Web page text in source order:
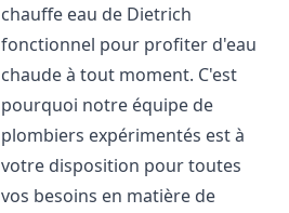
chauffe eau de Dietrich
fonctionnel pour profiter d'eau
chaude à tout moment. C'est
pourquoi notre équipe de
plombiers expérimentés est à
votre disposition pour toutes
vos besoins en matière de